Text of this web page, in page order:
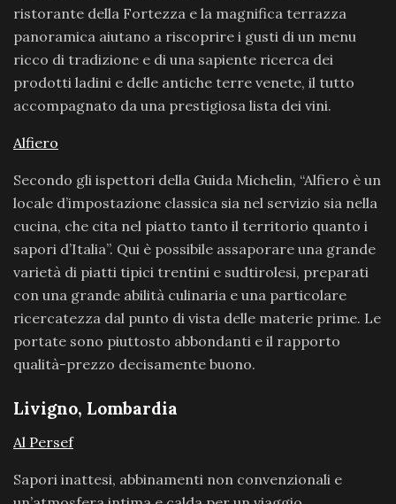
ristorante della Fortezza e la magnifica terrazza
panoramica aiutano a riscoprire i gusti di un menu
ricco di tradizione e di una sapiente ricerca dei
prodotti ladini e delle antiche terre venete, il tutto
accompagnato da una prestigiosa lista dei vini.
Alfiero
Secondo gli ispettori della Guida Michelin, “Alfiero è un
locale d’impostazione classica sia nel servizio sia nella
cucina, che cita nel piatto tanto il territorio quanto i
sapori d’Italia”. Qui è possibile assaporare una grande
varietà di piatti tipici trentini e sudtirolesi, preparati
con una grande abilità culinaria e una particolare
ricercatezza dal punto di vista delle materie prime. Le
portate sono piuttosto abbondanti e il rapporto
qualità-prezzo decisamente buono.
Livigno, Lombardia
Al Persef
Sapori inattesi, abbinamenti non convenzionali e